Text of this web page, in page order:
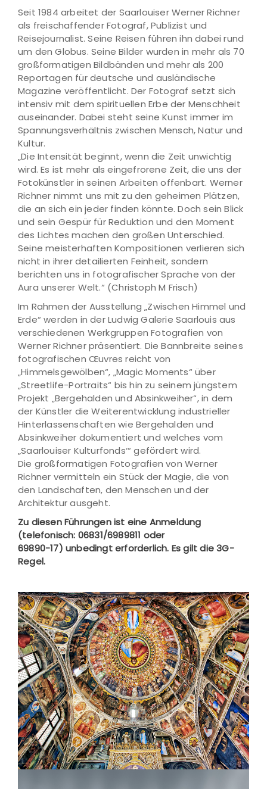
Seit 1984 arbeitet der Saarlouiser Werner Richner
als freischaffender Fotograf, Publizist und
Reisejournalist. Seine Reisen führen ihn dabei rund
um den Globus. Seine Bilder wurden in mehr als 70
großformatigen Bildbänden und mehr als 200
Reportagen für deutsche und ausländische
Magazine veröffentlicht. Der Fotograf setzt sich
intensiv mit dem spirituellen Erbe der Menschheit
auseinander. Dabei steht seine Kunst immer im
Spannungsverhältnis zwischen Mensch, Natur und
Kultur.
„Die Intensität beginnt, wenn die Zeit unwichtig
wird. Es ist mehr als eingefrorene Zeit, die uns der
Fotokünstler in seinen Arbeiten offenbart. Werner
Richner nimmt uns mit zu den geheimen Plätzen,
die an sich ein jeder finden könnte. Doch sein Blick
und sein Gespür für Reduktion und den Moment
des Lichtes machen den großen Unterschied.
Seine meisterhaften Kompositionen verlieren sich
nicht in ihrer detailierten Feinheit, sondern
berichten uns in fotografischer Sprache von der
Aura unserer Welt.“ (Christoph M Frisch)
Im Rahmen der Ausstellung „Zwischen Himmel und
Erde“ werden in der Ludwig Galerie Saarlouis aus
verschiedenen Werkgruppen Fotografien von
Werner Richner präsentiert. Die Bannbreite seines
fotografischen Œuvres reicht von
„Himmelsgewölben“, „Magic Moments“ über
„Streetlife-Portraits“ bis hin zu seinem jüngstem
Projekt „Bergehalden und Absinkweiher“, in dem
der Künstler die Weiterentwicklung industrieller
Hinterlassenschaften wie Bergehalden und
Absinkweiher dokumentiert und welches vom
„Saarlouiser Kulturfonds‘“ gefördert wird.
Die großformatigen Fotografien von Werner
Richner vermitteln ein Stück der Magie, die von
den Landschaften, den Menschen und der
Architektur ausgeht.
Zu diesen Führungen ist eine Anmeldung
(telefonisch: 06831/6989811 oder
69890-17) unbedingt erforderlich. Es gilt die 3G-
Regel.